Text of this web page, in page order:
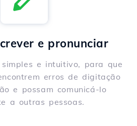
e pronunciar
simples e intuitivo, para que
erros de digitação
e possam comunicá-lo
a outras pessoas.